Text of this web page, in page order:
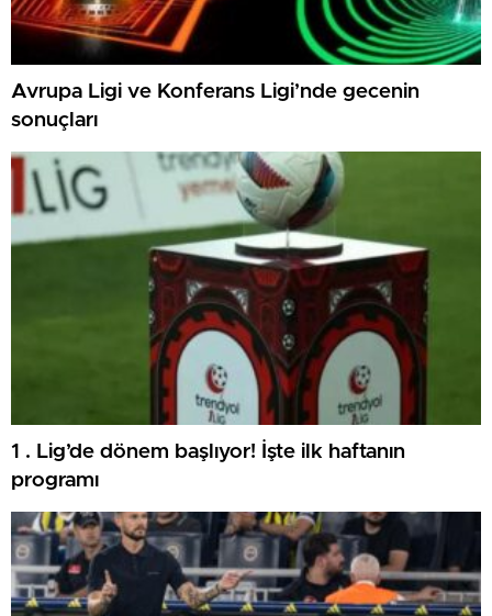
Avrupa Ligi ve Konferans Ligi’nde gecenin
sonuçları
1 . Lig’de dönem başlıyor! İşte ilk haftanın
programı